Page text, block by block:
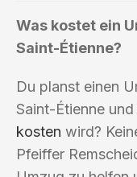
Was kostet ein
Saint-Étienne?
Du planst einen
Saint-Étienne
kosten wird?
Pfeiffer